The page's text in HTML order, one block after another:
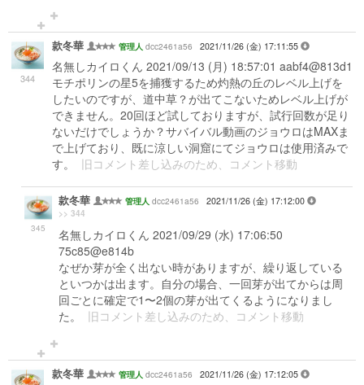
344
款冬華 管理人 dcc2461a56 2021/11/26 (金) 17:11:55
名無しカイロくん 2021/09/13 (月) 18:57:01 aabf4@813d1
モチポリンの星5を捕獲するため灼熱の丘のレベル上げを
したいのですが、道中草？が出てこないためレベル上げが
できません。20回ほど試しておりますが、試行回数が足り
ないだけでしょうか？サバイバル動画のジョウロはMAXま
で上げており、既に涼しい洞窟にてジョウロは使用済みで
す。 旧コメント差し込みのため、コメント移動
345
款冬華 管理人 dcc2461a56 2021/11/26 (金) 17:12:00
>> 344
名無しカイロくん 2021/09/29 (水) 17:06:50
75c85@e814b
なぜか芽が全く出ない時がありますが、繰り返している
といつかは出ます。自分の場合、一回芽が出てからは周
回ごとに確定で1〜2個の芽が出てくるようになりまし
た。 旧コメント差し込みのため、コメント移動
款冬華 管理人 dcc2461a56 2021/11/26 (金) 17:12:05